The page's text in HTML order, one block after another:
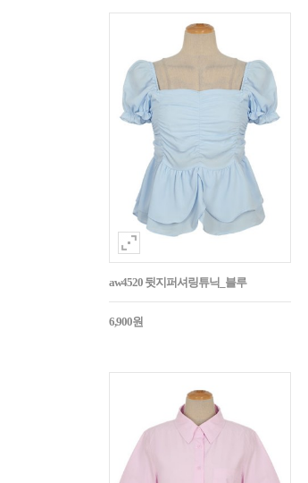
aw4520 뒷지퍼셔링튜닉_블루
6,900원